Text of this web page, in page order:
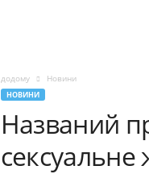
додому Новини
НОВИНИ
Названий
сексуальне